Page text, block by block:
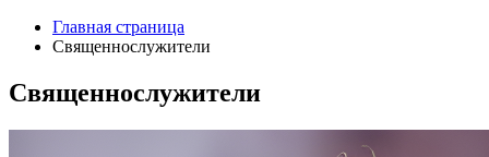
Главная страница
Священнослужители
Священнослужители